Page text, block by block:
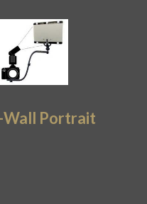
Wall Portrait